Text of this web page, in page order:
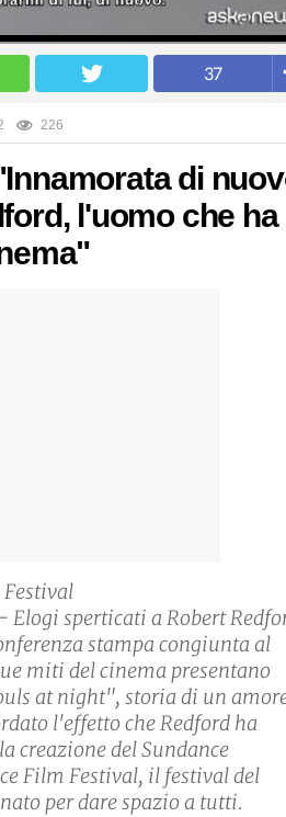
37
226
di
l'uomo che ha
Elogi sperticati a Robert
stampa congiunta al
miti del cinema presentano
at night", storia di un
l'effetto che Redford ha
creazione del Sundance
Film Festival, il festival del
per dare spazio a tutti.